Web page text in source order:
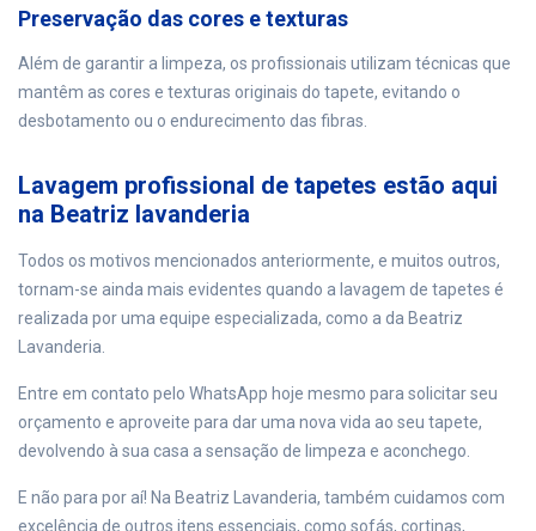
Preservação das cores e texturas
Além de garantir a limpeza, os profissionais utilizam técnicas que
mantêm as cores e texturas originais do tapete, evitando o
desbotamento ou o endurecimento das fibras.
Lavagem profissional de tapetes estão aqui
na Beatriz lavanderia
Todos os motivos mencionados anteriormente, e muitos outros,
tornam-se ainda mais evidentes quando a lavagem de tapetes é
realizada por uma equipe especializada, como a da Beatriz
Lavanderia.
Entre em contato pelo WhatsApp hoje mesmo para solicitar seu
orçamento e aproveite para dar uma nova vida ao seu tapete,
devolvendo à sua casa a sensação de limpeza e aconchego.
E não para por aí! Na Beatriz Lavanderia, também cuidamos com
excelência de outros itens essenciais, como sofás, cortinas,